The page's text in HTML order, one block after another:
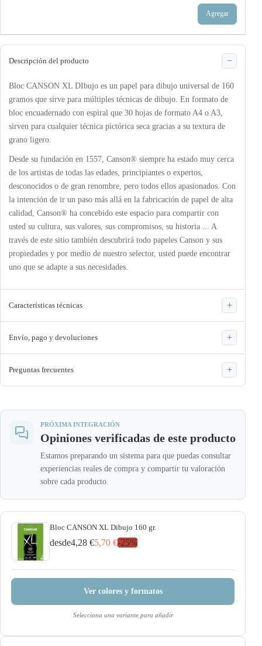
Agregar
Descripción del producto
Bloc CANSON XL DIbujo es un papel para dibujo universal de 160
gramos que sirve para múltiples técnicas de dibujo. En formato de
bloc encuadernado con espiral que 30 hojas de formato A4 o A3,
sirven para cualquier técnica pictórica seca gracias a su textura de
grano ligero.
Desde su fundación en 1557, Canson® siempre ha estado muy cerca
de los artistas de todas las edades, principiantes o expertos,
desconocidos o de gran renombre, pero todos ellos apasionados. Con
la intención de ir un paso más allá en la fabricación de papel de alta
calidad, Canson® ha concebido este espacio para compartir con
usted su cultura, sus valores, sus compromisos, su historia ... A
través de este sitio también descubrirá todo papeles Canson y sus
propiedades y por medio de nuestro selector, usted puede encontrar
uno que se adapte a sus necesidades.
Características técnicas
Envío, pago y devoluciones
Preguntas frecuentes
PRÓXIMA INTEGRACIÓN
Opiniones verificadas de este producto
Estamos preparando un sistema para que puedas consultar
experiencias reales de compra y compartir tu valoración
sobre cada producto.
Bloc CANSON XL Dibujo 160 gr.
desde4,28 €5,70 €-25%
Ver colores y formatos
Selecciona una variante para añadir